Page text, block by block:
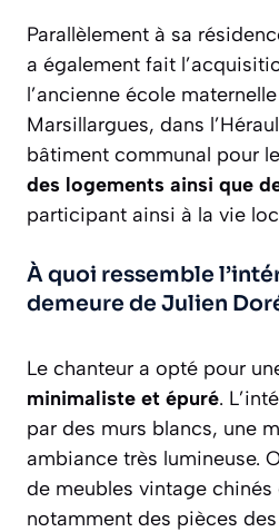
Parallèlement à sa
a également fait
l’ancienne école
Marsillargues, dans
bâtiment communal pour le
des logements ainsi que
participant ainsi à la vie
À quoi ressemble
demeure de Julien
Le chanteur a opté pour
minimaliste et épuré.
par des murs blancs, une
ambiance très lumineuse.
de meubles vintage chinés
notamment des pièces